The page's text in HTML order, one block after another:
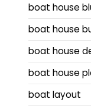
boat house
boat house
boat house
boat house
boat layout